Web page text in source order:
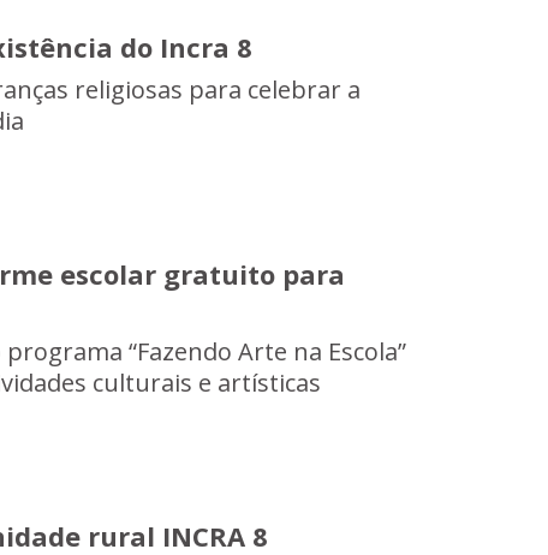
do Incra 8
religiosas para celebrar a
escolar gratuito para
“Fazendo Arte na Escola”
culturais e artísticas
rural INCRA 8